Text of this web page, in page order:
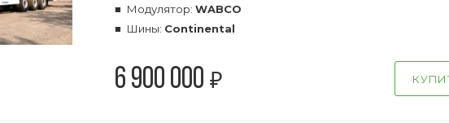
Модулятор: WABCO
Шины: Continental
6 900 000 ₽